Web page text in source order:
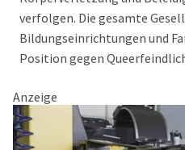
verfolgen. Die gesamte
Bildungseinrichtungen und
Position gegen
Anzeige